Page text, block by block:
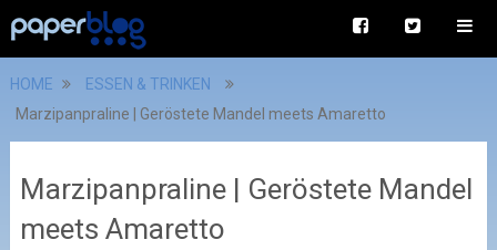
HOME
ESSEN & TRINKEN
Marzipanpraline | Geröstete Mandel meets Amaretto
Marzipanpraline | Geröstete Mandel
meets Amaretto